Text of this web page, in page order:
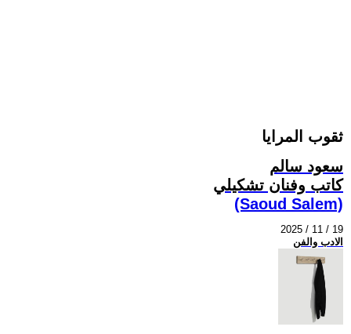
ثقوب المرايا
سعود سالم
كاتب وفنان تشكيلي
(Saoud Salem)
2025 / 11 / 19
الادب والفن